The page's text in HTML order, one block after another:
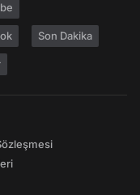
Son Dakika